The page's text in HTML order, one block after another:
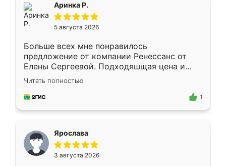
Аринка Р.
5 августа 2026
Больше всех мне понравилось
предложение от компании Ренессанс от
Елены Сергеевой. Подходяшщая цена и
короткие сроки изготовления. Приехавший
для замера сотрудник Владислав
предложил по моему эскизу самый
Читать полностью
1
Ярослава
3 августа 2026